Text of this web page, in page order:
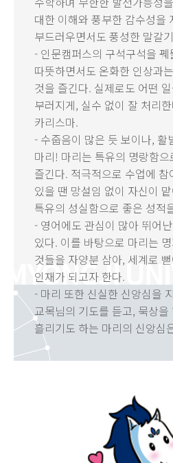
대한 이해와 풍부한 감수성을
부드러우면서도 풍성한 말갈
- 인문캠퍼스의 구석구석을
따뜻하면서도 온화한 인상과
것을 즐긴다. 실제로도 어떤
부러지게, 실수 없이 잘 처리
카리스마.
- 수줍음이 많은 듯 보이나, 활
마리! 마리는 특유의 명랑함
즐긴다. 적극적으로 수업에 참
있을 땐 망설임 없이 자신이
특유의 성실함으로 좋은 성적
- 영어에도 관심이 많아 뛰어
있다. 이를 바탕으로 마리는
것들을 자양분 삼아, 세계로
인재가 되고자 한다.
- 마리 또한 신실한 신앙심을
교목님의 기도를 듣고, 묵상
흘리기도 하는 마리의 신앙심